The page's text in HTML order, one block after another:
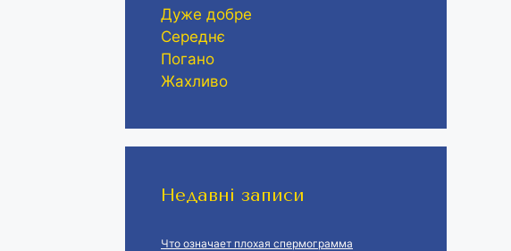
Дуже добре
Середнє
Погано
Жахливо
Недавні записи
Что означает плохая спермограмма